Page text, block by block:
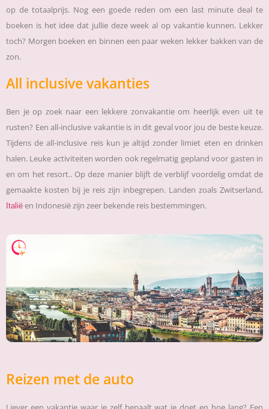
op de totaalprijs. Nog een goede reden om een last minute deal te
boeken is het idee dat jullie deze week al op vakantie kunnen. Lekker
toch? Morgen boeken en binnen een paar weken lekker bakken van de
zon.
All inclusive vakanties
Ben je op zoek naar een lekkere zonvakantie om heerlijk even uit te
rusten? Een all-inclusive vakantie is in dit geval voor jou de beste keuze.
Tijdens de all-inclusive reis kun je altijd zonder limiet eten en drinken
halen. Leuke activiteiten worden ook regelmatig gepland voor gasten in
en om het resort.. Op deze manier blijft de verblijf voordelig omdat de
gemaakte kosten bij je reis zijn inbegrepen. Landen zoals Zwitserland,
Italië en Indonesië zijn zeer bekende reis bestemmingen.
Reizen met de auto